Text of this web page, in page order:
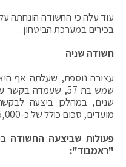
עוד עלה כי החשודה הונחתה
בכירים במערכת הביטחון.
חשודה שניה
עצורה נוספת, שעלתה אף
שמש בת 57,
שנים, במהלכן ביצעה
מועדים, סכום כולל של כ-5,000 דולרים.
פעולות שביצעה החשודה
"ראמבוד":